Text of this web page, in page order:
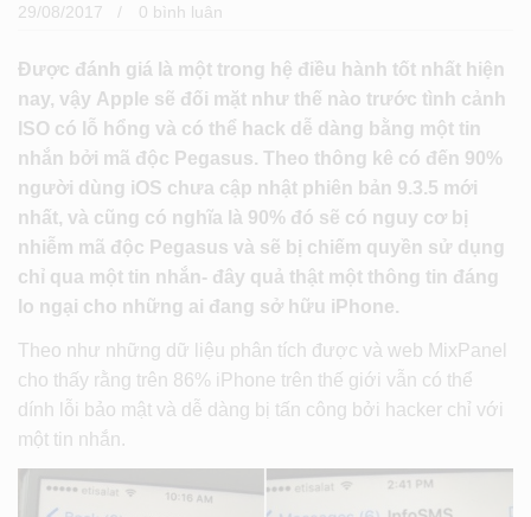
29/08/2017 0 bình luân
Được đánh giá là một trong hệ điều hành tốt nhất hiện
nay, vậy Apple sẽ đối mặt như thế nào trước tình cảnh
ISO có lỗ hổng và có thể hack dễ dàng bằng một tin
nhắn bởi mã độc Pegasus. Theo thông kê có đến 90%
người dùng iOS chưa cập nhật phiên bản 9.3.5 mới
nhất, và cũng có nghĩa là 90% đó sẽ có nguy cơ bị
nhiễm mã độc Pegasus và sẽ bị chiếm quyền sử dụng
chỉ qua một tin nhắn- đây quả thật một thông tin đáng
lo ngại cho những ai đang sở hữu iPhone.
Theo như những dữ liệu phân tích được và web MixPanel
cho thấy rằng trên 86% iPhone trên thế giới vẫn có thể
dính lỗi bảo mật và dễ dàng bị tấn công bởi hacker chỉ với
một tin nhắn.